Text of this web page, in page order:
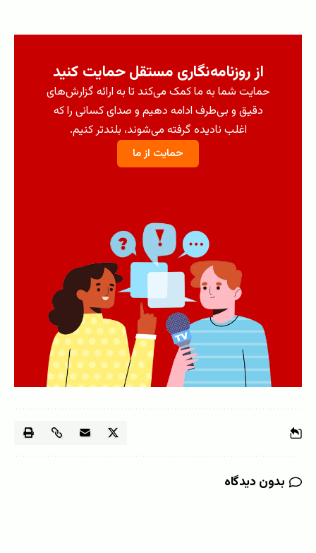
از روزنامه‌نگاری مستقل حمایت کنید
حمایت شما به ما کمک می‌کند تا به ارائه گزارش‌های
دقیق و بی‌طرف ادامه دهیم و صدای کسانی را که
اغلب نادیده گرفته می‌شوند، بلندتر کنیم.
حمایت از ما
بدون دیدگاه